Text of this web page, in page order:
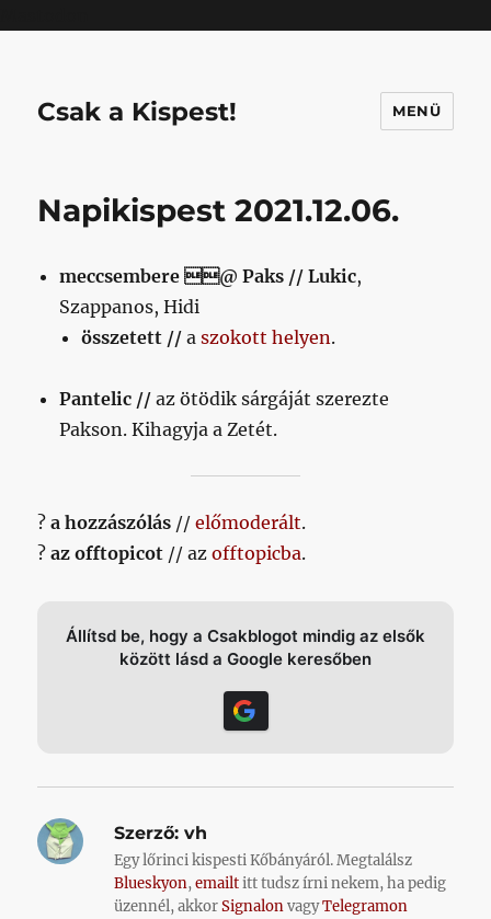
Csak a Kispest! MENÜ
Napikispest 2021.12.06.
meccsembere @ Paks // Lukic,
Szappanos, Hidi
összetett // aszokott helyen.
Pantelic // az ötödik sárgáját szerezte
Pakson. Kihagyja a Zetét.
?a hozzászólás //előmoderált.
?az offtopicot // azofftopicba.
Állítsd be, hogy a Csakblogot mindig az elsők
között lásd a Google keresőben
Szerző: vh
Egy lőrinci kispesti Kőbányáról. Megtalálsz
Blueskyon,emailtitt tudsz írni nekem, ha pedig
üzennél, akkorSignalonvagyTelegramon